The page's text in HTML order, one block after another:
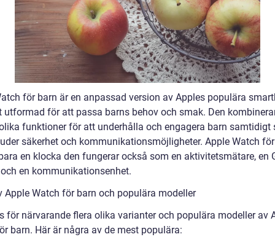
för barn är en anpassad version av Apples populära
utformad för att passa barns behov och smak. Den
funktioner för att underhålla och engagera barn samtidigt
säkerhet och kommunikationsmöjligheter. Apple Watch
en klocka den fungerar också som en aktivitetsmätare, en
en kommunikationsenhet.
Apple Watch för barn och populära modeller
för närvarande flera olika varianter och populära modeller av
barn. Här är några av de mest populära: